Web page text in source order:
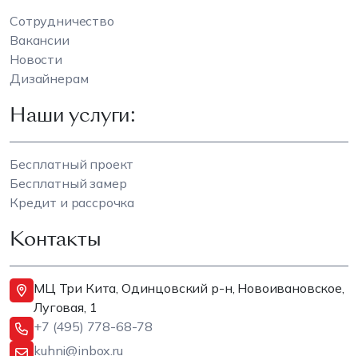
Сотрудничество
Вакансии
Новости
Дизайнерам
Наши услуги:
Бесплатный проект
Бесплатный замер
Кредит и рассрочка
Контакты
МЦ Три Кита, Одинцовский р-н, Новоивановское,
Луговая, 1
+7 (495) 778-68-78
kuhni@inbox.ru